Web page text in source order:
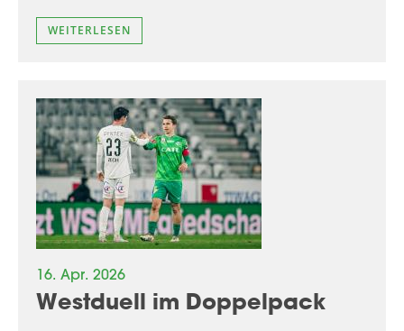
WEITERLESEN
16. Apr. 2026
Westduell im Doppelpack